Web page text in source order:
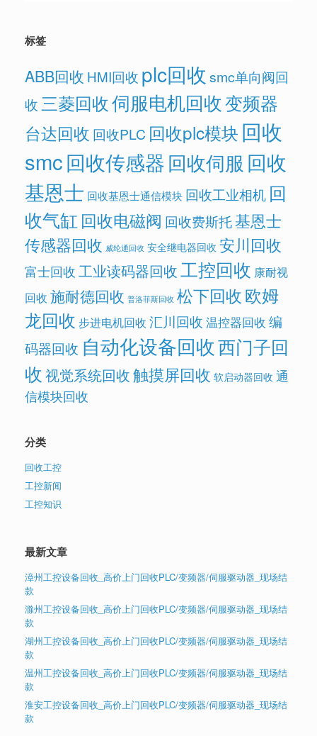
标签
ABB回收 HMI回收 plc回收 smc单向阀回
收三菱回收伺服电机回收变频器
台达回收 回收PLC 回收plc模块 回收
smc回收传感器回收伺服 回收
基恩士 回收基恩士通信模块 回收工业相机 回
收气缸 回收电磁阀 回收费斯托基恩士
传感器回收 威纶通回收 安全继电器回收 安川回收
富士回收工业读码器回收工控回收 康耐视
回收 施耐德回收 普洛菲斯回收 松下回收欧姆
龙回收 步进电机回收 汇川回收 温控器回收 编
码器回收 自动化设备回收西门子回
收视觉系统回收触摸屏回收 软启动器回收 通
信模块回收
分类
回收工控
工控新闻
工控知识
最新文章
漳州工控设备回收_高价上门回收PLC/变频器/伺服驱动器_现场结
款
滁州工控设备回收_高价上门回收PLC/变频器/伺服驱动器_现场结
款
湖州工控设备回收_高价上门回收PLC/变频器/伺服驱动器_现场结
款
温州工控设备回收_高价上门回收PLC/变频器/伺服驱动器_现场结
款
淮安工控设备回收_高价上门回收PLC/变频器/伺服驱动器_现场结
款